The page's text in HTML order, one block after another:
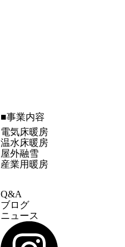
■事業内容
電気床暖房
温水床暖房
屋外融雪
産業用暖房
Q&A
ブログ
ニュース